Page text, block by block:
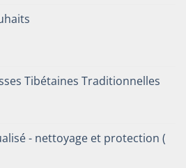
Tibétaines Traditionnelles
- nettoyage et protection (